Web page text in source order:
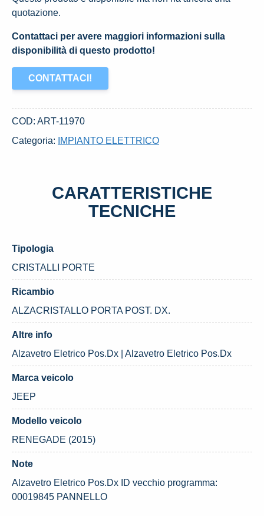
quotazione.
Contattaci per avere maggiori informazioni sulla
disponibilità di questo prodotto!
CONTATTACI!
COD: ART-11970
Categoria:
IMPIANTO ELETTRICO
CARATTERISTICHE
TECNICHE
Tipologia
CRISTALLI PORTE
Ricambio
ALZACRISTALLO PORTA POST. DX.
Altre info
Alzavetro Eletrico Pos.Dx | Alzavetro Eletrico Pos.Dx
Marca veicolo
JEEP
Modello veicolo
RENEGADE (2015)
Note
Alzavetro Eletrico Pos.Dx ID vecchio programma:
00019845 PANNELLO